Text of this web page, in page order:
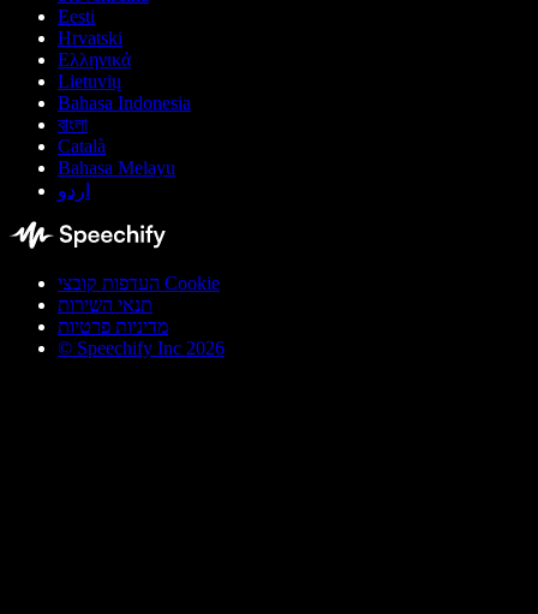
Eesti
Hrvatski
Ελληνικά
Lietuvių
Bahasa Indonesia
বাংলা
Català
Bahasa Melayu
اردو
העדפות קובצי Cookie
תנאי השירות
מדיניות פרטיות
© Speechify Inc 2026